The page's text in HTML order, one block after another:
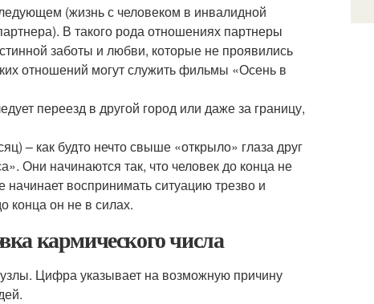
(жизнь с человеком в инвалидной
В такого рода отношениях партнеры
заботы и любви, которые не проявились
отношений могут служить фильмы «Осень в
переезд в другой город или даже за границу,
– как будто нечто свыше «открыло» глаза друг
Они начинаются так, что человек до конца не
начинает воспринимать ситуацию трезво и
конца он не в силах.
кармического числа
Цифра указывает на возможную причину